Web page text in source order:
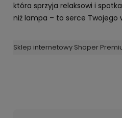
która sprzyja relaksowi i
niż lampa – to serce Twojego
Sklep internetowy Shoper